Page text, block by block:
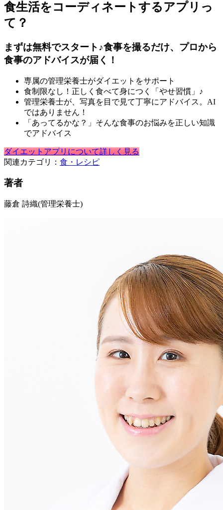
食生活をコーディネートするアプリっ
て？
まずは無料でスタート♪食事を撮るだけ、プロから
食事のアドバイスが届く！
専属の管理栄養士がダイエットをサポート
食制限なし！正しく食べて身につく「やせ習慣」♪
管理栄養士が、写真を目で見て丁寧にアドバイス。AI
ではありません！
「あってるかな？」そんな食事のお悩みを正しい知識
でアドバイス
ダイエットアプリについて詳しく見る
関連カテゴリ： 食・レシピ
著者
藤倉 詩織(管理栄養士)